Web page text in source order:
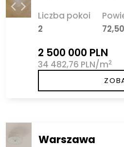
Liczba pokoi
2
2 500 000 PLN
34 482,76 PLN/m2
Warszawa